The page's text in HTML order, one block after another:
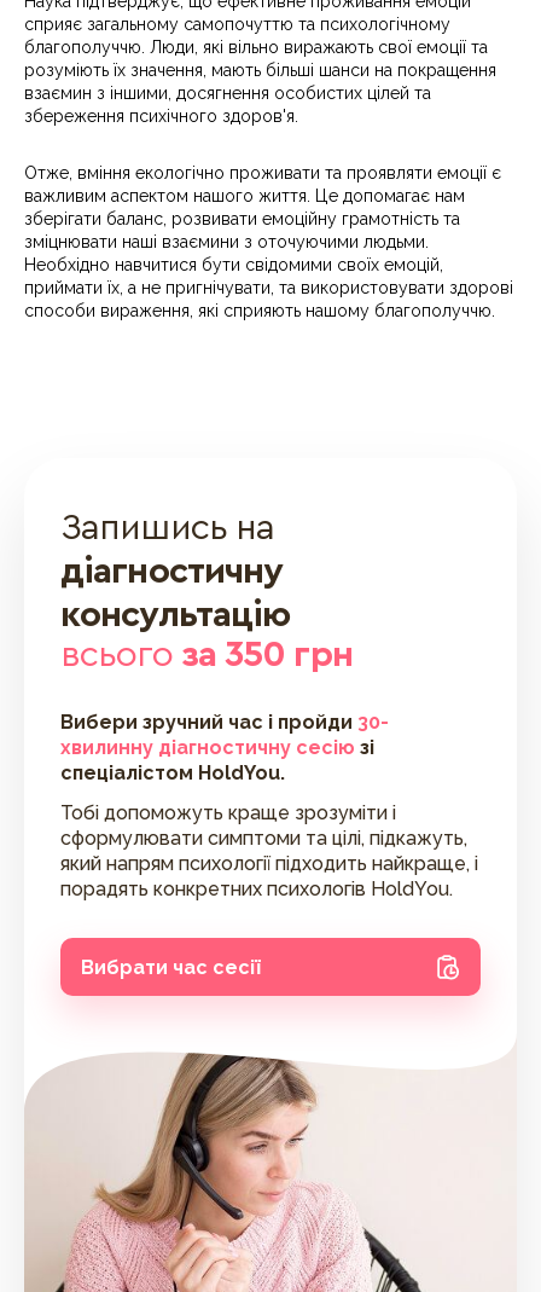
сприяє загальному самопочуттю та психологічному
благополуччю. Люди, які вільно виражають свої емоції та
розуміють їх значення, мають більші шанси на покращення
взаємин з іншими, досягнення особистих цілей та
збереження психічного здоров'я.
Отже, вміння екологічно проживати та проявляти емоції є
важливим аспектом нашого життя. Це допомагає нам
зберігати баланс, розвивати емоційну грамотність та
зміцнювати наші взаємини з оточуючими людьми.
Необхідно навчитися бути свідомими своїх емоцій,
приймати їх, а не пригнічувати, та використовувати здорові
способи вираження, які сприяють нашому благополуччю.
Запишись на
діагностичну
консультацію
всього за 350 грн
Вибери зручний час і пройди 30-
хвилинну діагностичну сесію зі
спеціалістом HoldYou.
Тобі допоможуть краще зрозуміти і
сформулювати симптоми та цілі, підкажуть,
який напрям психології підходить найкраще, і
порадять конкретних психологів HoldYou.
Вибрати час сесії